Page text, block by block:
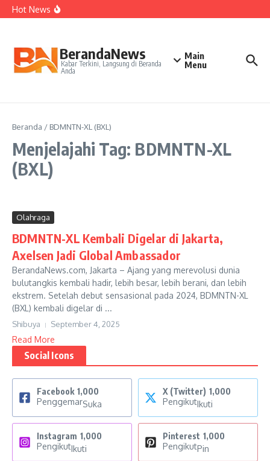
Lewati ke konten
Hot News
Games 2026
BerandaNews
Kabar Terkini, Langsung di Beranda
Anda
Main
Menu
Beranda / BDMNTN-XL (BXL)
Menjelajahi Tag: BDMNTN-XL
(BXL)
Olahraga
BDMNTN-XL Kembali Digelar di Jakarta,
Axelsen Jadi Global Ambassador
BerandaNews.com, Jakarta – Ajang yang merevolusi dunia
bulutangkis kembali hadir, lebih besar, lebih berani, dan lebih
ekstrem. Setelah debut sensasional pada 2024, BDMNTN-XL
(BXL) kembali digelar di ...
Shibuya September 4, 2025
Read More
Social Icons
Facebook 1,000
PenggemarSuka
X (Twitter) 1,000
PengikutIkuti
Instagram 1,000
PengikutIkuti
Pinterest 1,000
PengikutPin